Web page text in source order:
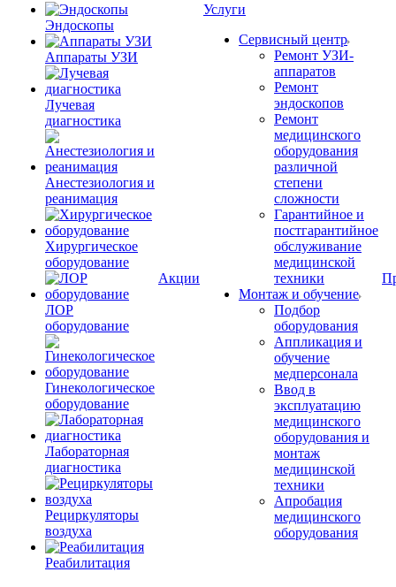
Эндоскопы
Аппараты УЗИ
Лучевая
диагностика
Анестезиология и
реанимация
Хирургическое
оборудование
ЛОР
оборудование
Гинекологическое
оборудование
Лабораторная
диагностика
Рециркуляторы
воздуха
Реабилитация
Акции
Услуги
Сервисный центр
Ремонт УЗИ-
аппаратов
Ремонт
эндоскопов
Ремонт
медицинского
оборудования
различной
степени
сложности
Гарантийное и
постгарантийное
обслуживание
медицинской
техники
Монтаж и обучение
Подбор
оборудования
Аппликация и
обучение
медперсонала
Ввод в
эксплуатацию
медицинского
оборудования и
монтаж
медицинской
техники
Апробация
медицинского
оборудования